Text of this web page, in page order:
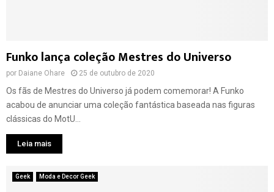
Funko lança coleção Mestres do Universo
por Daiane Ohare 25 de outubro de 2020
Os fãs de Mestres do Universo já podem comemorar! A Funko
acabou de anunciar uma coleção fantástica baseada nas figuras
clássicas do MotU...
Leia mais
Geek Moda e Decor Geek